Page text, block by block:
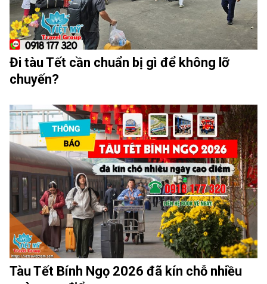
Đi tàu Tết cần chuẩn bị gì để không lỡ
chuyến?
Tàu Tết Bính Ngọ 2026 đã kín chỗ nhiều